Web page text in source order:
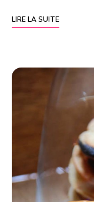
LIRE LA SUITE